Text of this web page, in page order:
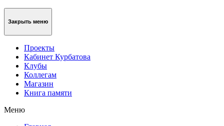
Закрыть меню
Проекты
Кабинет Курбатова
Клубы
Коллегам
Магазин
Книга памяти
Меню